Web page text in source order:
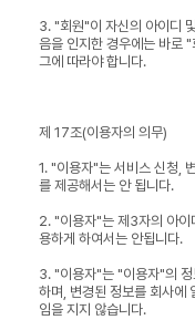
3. "회원"이 자신의 아이디
음을 인지한 경우에는 바로
그에 따라야 합니다.
제 17조(이용자의 의무)
1. "이용자"는 서비스 신청,
를 제공해서는 안 됩니다.
2. "이용자"는 제3자의 아이
용하게 하여서는 안됩니다.
3. "이용자"는 "이용자"의
하며, 변경된 정보를 회사에
임을 지지 않습니다.